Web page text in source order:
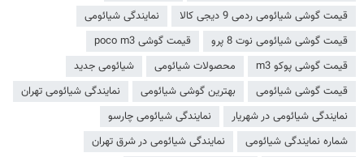
قیمت گوشی شیائومی ردمی 9 دیجی کالا
نمایندگی شیائومی
قیمت گوشی شیائومی نوت 8 پرو
قیمت گوشی poco m3
قیمت گوشی پوکو m3
محصولات شیائومی
شیائومی جدید
قیمت گوشی شیائومی
بهترین گوشی شیائومی
نمایندگی شیائومی تهران
نمایندگی شیائومی در شهریار
نمایندگی شیائومی چارسو
شماره نمایندگی شیائومی
نمایندگی شیائومی در شرق تهران